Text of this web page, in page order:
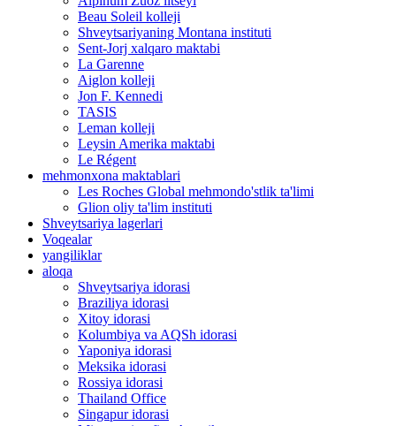
Beau Soleil kolleji
Shveytsariyaning Montana instituti
Sent-Jorj xalqaro maktabi
La Garenne
Aiglon kolleji
Jon F. Kennedi
TASIS
Leman kolleji
Leysin Amerika maktabi
Le Régent
mehmonxona maktablari
Les Roches Global mehmondo'stlik ta'limi
Glion oliy ta'lim instituti
Shveytsariya lagerlari
Voqealar
yangiliklar
aloqa
Shveytsariya idorasi
Braziliya idorasi
Xitoy idorasi
Kolumbiya va AQSh idorasi
Yaponiya idorasi
Meksika idorasi
Rossiya idorasi
Thailand Office
Singapur idorasi